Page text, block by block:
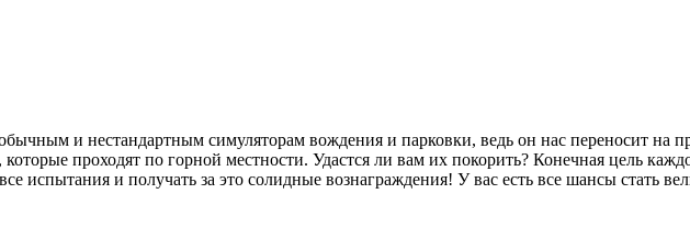
и нестандартным симуляторам вождения и парковки, ведь он нас переносит на
проходят по горной местности. Удастся ли вам их покорить? Конечная цель
испытания и получать за это солидные вознаграждения! У вас есть все шансы стать